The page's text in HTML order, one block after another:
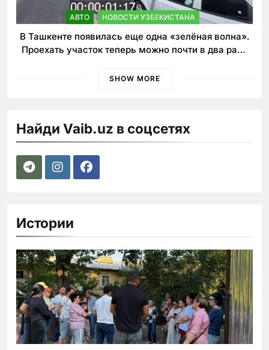
АВТО НОВОСТИ УЗБЕКИСТАНА
В Ташкенте появилась еще одна «зелёная волна».
Проехать участок теперь можно почти в два раза
SHOW MORE
Найди Vaib.uz в соцсетях
Истории